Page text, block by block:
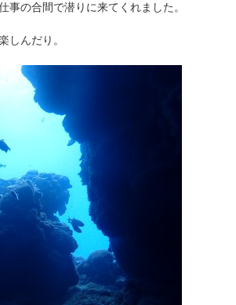
の合間で潜りに来てくれました。
しんだり。